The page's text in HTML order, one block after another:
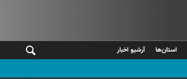
استان‌ها آرشیو اخبار